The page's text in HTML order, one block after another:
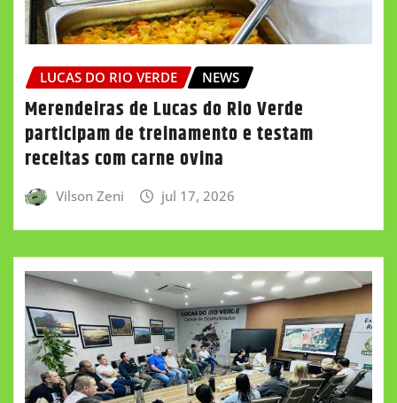
LUCAS DO RIO VERDE NEWS
Merendeiras de Lucas do Rio Verde
participam de treinamento e testam
receitas com carne ovina
Vilson Zeni jul 17, 2026